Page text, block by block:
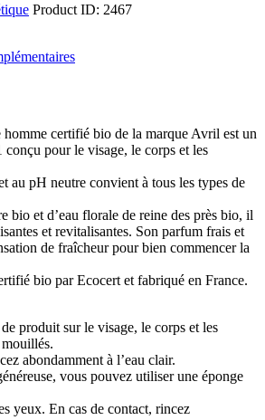
Product ID: 2467
certifié bio de la marque Avril est un
pour le visage, le corps et les
au pH neutre convient à tous les types de
bio et d’eau florale de reine des près bio, il
et revitalisantes. Son parfum frais et
de fraîcheur pour bien commencer la
bio par Ecocert et fabriqué en France.
produit sur le visage, le corps et les
abondamment à l’eau clair.
vous pouvez utiliser une éponge
yeux. En cas de contact, rincez